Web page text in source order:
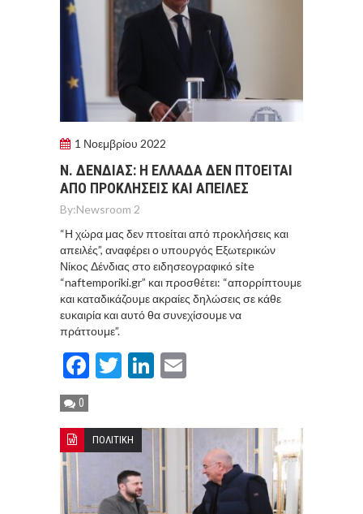
1 Νοεμβρίου 2022
Ν. ΔΕΝΔΙΑΣ: Η ΕΛΛΑΔΑ ΔΕΝ ΠΤΟΕΙΤΑΙ
ΑΠΟ ΠΡΟΚΛΗΣΕΙΣ ΚΑΙ ΑΠΕΙΛΕΣ
By:Newsroom 2
“Η χώρα μας δεν πτοείται από προκλήσεις και
απειλές”, αναφέρει ο υπουργός Εξωτερικών
Νίκος Δένδιας στο ειδησεογραφικό site
“naftemporiki.gr” και προσθέτει: “απορρίπτουμε
και καταδικάζουμε ακραίες δηλώσεις σε κάθε
ευκαιρία και αυτό θα συνεχίσουμε να
πράττουμε”.
Facebook
TwitterLinkedIn
0
ΠΟΛΙΤΙΚΗ